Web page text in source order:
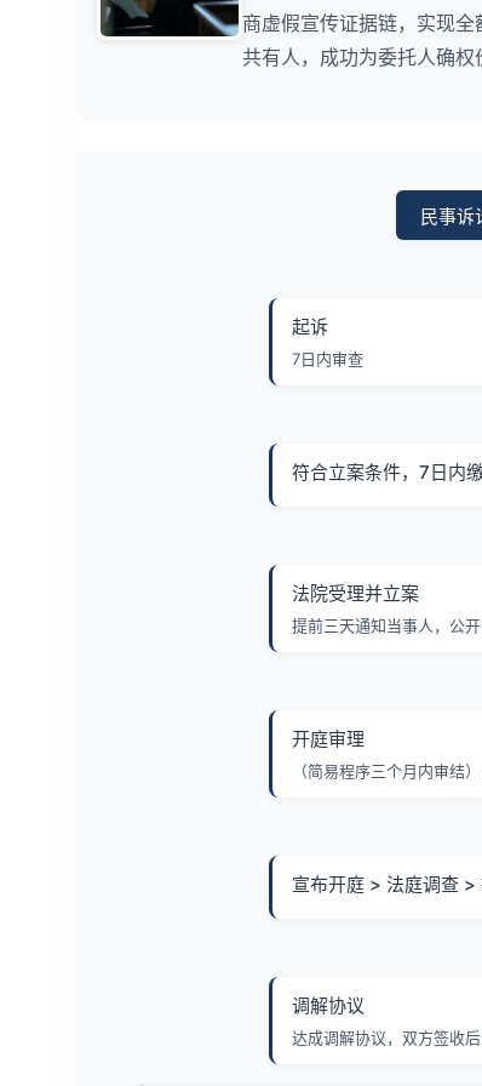
商虚假宣传证据链，实现
共有人，成功为委托人确权
民事诉
起诉
7日内审查
符合立案条件，7日内
法院受理并立案
提前三天通知当事人，公
开庭审理
（简易程序三个月内审结
宣布开庭 > 法庭调查
调解协议
达成调解协议，双方签收